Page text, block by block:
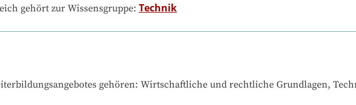
gehört zur Wissensgruppe: Technik
gehören: Wirtschaftliche und rechtliche Grundlagen,